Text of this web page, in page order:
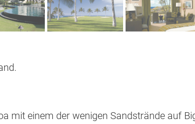
mit einem der wenigen Sandstrände auf